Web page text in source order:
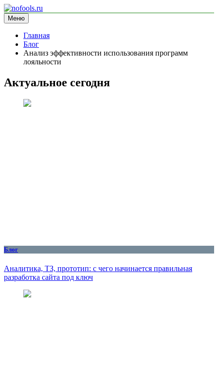
Перейти
к
содержимому
nofools.ru
блог про менеджмент
Меню
Главная
Блог
Анализ эффективности использования программ
лояльности
Актуальное сегодня
Блог
Аналитика, ТЗ, прототип: с чего начинается правильная
разработка сайта под ключ